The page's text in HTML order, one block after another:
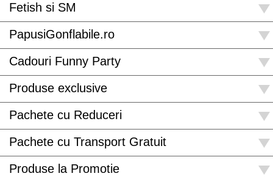
Fetish si SM
PapusiGonflabile.ro
Cadouri Funny Party
Produse exclusive
Pachete cu Reduceri
Pachete cu Transport Gratuit
Produse la Promotie